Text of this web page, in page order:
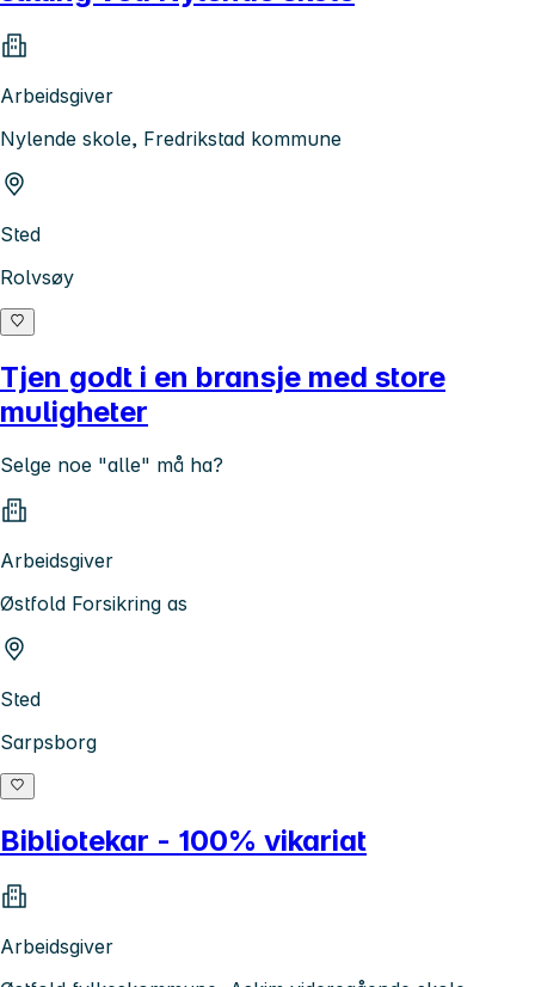
Arbeidsgiver
Nylende skole, Fredrikstad kommune
Sted
Rolvsøy
Tjen godt i en bransje med store
muligheter
Selge noe "alle" må ha?
Arbeidsgiver
Østfold Forsikring as
Sted
Sarpsborg
Bibliotekar - 100% vikariat
Arbeidsgiver